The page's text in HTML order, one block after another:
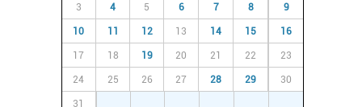
3 4 5 6 7 8 9
10 11 12 13 14 15 16
17 18 19 20 21 22 23
24 25 26 27 28 29 30
31